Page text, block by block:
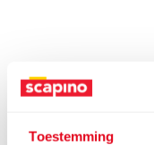
Toestemming